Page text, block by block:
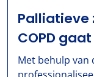
Palliatieve
COPD
Met behulp van